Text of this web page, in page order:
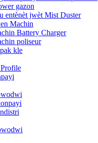
gazon
entènèt jwèt Mist Duster
Machin
Battery Charger
poliseur
kle